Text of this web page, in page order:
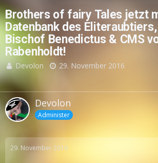
Brothers of fairy Tales jetzt
Datenbank des
Bischof Benedictus & CMS
Rabenholdt!
Devolon 29. November 2016
Devolon
Administer
29. November 2016